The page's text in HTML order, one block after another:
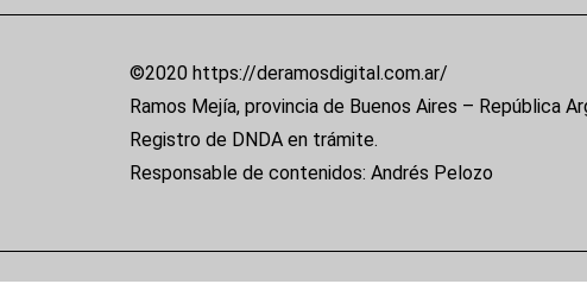
©2020 https://deramosdigital.com.ar/
Ramos Mejía, provincia de Buenos Aires – República
Registro de DNDA en trámite.
Responsable de contenidos: Andrés Pelozo